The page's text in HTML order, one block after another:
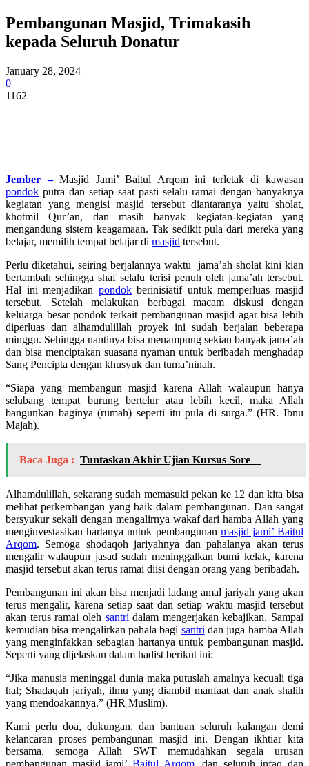
Pembangunan Masjid, Trimakasih
kepada Seluruh Donatur
January 28, 2024
0
1162
Jember –Masjid Jami’ Baitul Arqom ini terletak di kawasan
pondok putra dan setiap saat pasti selalu ramai dengan banyaknya
kegiatan yang mengisi masjid tersebut diantaranya yaitu sholat,
khotmil Qur’an, dan masih banyak kegiatan-kegiatan yang
mengandung sistem keagamaan. Tak sedikit pula dari mereka yang
belajar, memilih tempat belajar di masjid tersebut.
Perlu diketahui, seiring berjalannya waktu jama’ah sholat kini kian
bertambah sehingga shaf selalu terisi penuh oleh jama’ah tersebut.
Hal ini menjadikan pondokberinisiatif untuk memperluas masjid
tersebut. Setelah melakukan berbagai macam diskusi dengan
keluarga besar pondok terkait pembangunan masjid agar bisa lebih
diperluas dan alhamdulillah proyek ini sudah berjalan beberapa
minggu. Sehingga nantinya bisa menampung sekian banyak jama’ah
dan bisa menciptakan suasana nyaman untuk beribadah menghadap
Sang Pencipta dengan khusyuk dan tuma’ninah.
“Siapa yang membangun masjid karena Allah walaupun hanya
selubang tempat burung bertelur atau lebih kecil, maka Allah
bangunkan baginya (rumah) seperti itu pula di surga.” (HR. Ibnu
Majah).
Baca Juga : Tuntaskan Akhir Ujian Kursus Sore
Alhamdulillah, sekarang sudah memasuki pekan ke 12 dan kita bisa
melihat perkembangan yang baik dalam pembangunan. Dan sangat
bersyukur sekali dengan mengalirnya wakaf dari hamba Allah yang
menginvestasikan hartanya untuk pembangunan masjid jami’ Baitul
Arqom. Semoga shodaqoh jariyahnya dan pahalanya akan terus
mengalir walaupun jasad sudah meninggalkan bumi kelak, karena
masjid tersebut akan terus ramai diisi dengan orang yang beribadah.
Pembangunan ini akan bisa menjadi ladang amal jariyah yang akan
terus mengalir, karena setiap saat dan setiap waktu masjid tersebut
akan terus ramai oleh santri dalam mengerjakan kebajikan. Sampai
kemudian bisa mengalirkan pahala bagi santri dan juga hamba Allah
yang menginfakkan sebagian hartanya untuk pembangunan masjid.
Seperti yang dijelaskan dalam hadist berikut ini:
“Jika manusia meninggal dunia maka putuslah amalnya kecuali tiga
hal; Shadaqah jariyah, ilmu yang diambil manfaat dan anak shalih
yang mendoakannya.” (HR Muslim).
Kami perlu doa, dukungan, dan bantuan seluruh kalangan demi
kelancaran proses pembangunan masjid ini. Dengan ikhtiar kita
bersama, semoga Allah SWT memudahkan segala urusan
pembangunan masjid jami’ Baitul Arqom, dan seluruh infaq dan